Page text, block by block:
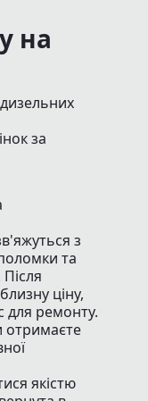
на
за
з
та
ціну,
для ремонту.
отримаєте
якістю